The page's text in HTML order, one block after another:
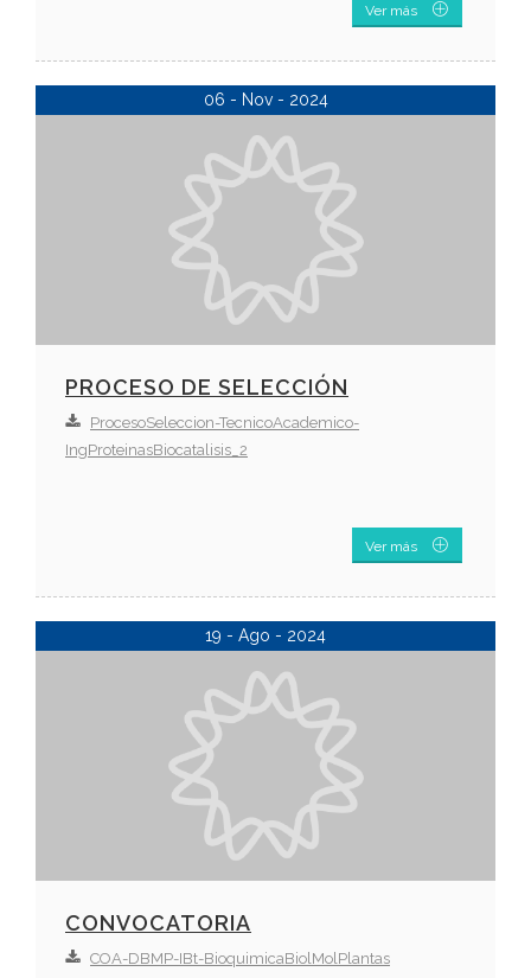
Ver más
06 - Nov - 2024
PROCESO DE SELECCIÓN
ProcesoSeleccion-TecnicoAcademico-
IngProteinasBiocatalisis_2
Ver más
19 - Ago - 2024
CONVOCATORIA
COA-DBMP-IBt-BioquimicaBiolMolPlantas